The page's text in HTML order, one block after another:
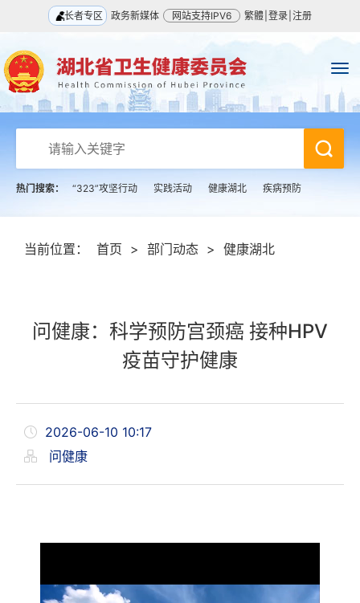
长者专区 政务新媒体 网站支持IPV6 繁體 登录 注册
热门搜索： “323”攻坚行动 实践活动 健康湖北 疾病预防
当前位置： 首页 > 部门动态 > 健康湖北
问健康：科学预防宫颈癌 接种HPV
疫苗守护健康
2026-06-10 10:17
问健康